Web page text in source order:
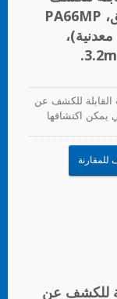
عن المعادن، ذاتية اللصق، PA66MP
معدنية)،
للكشف عن
يمكن اكتشافها
تحل بشكل رئيسي
تدخل العملية
المشروبات،
حوامل ربط
مع متطلبات
للكشف عن